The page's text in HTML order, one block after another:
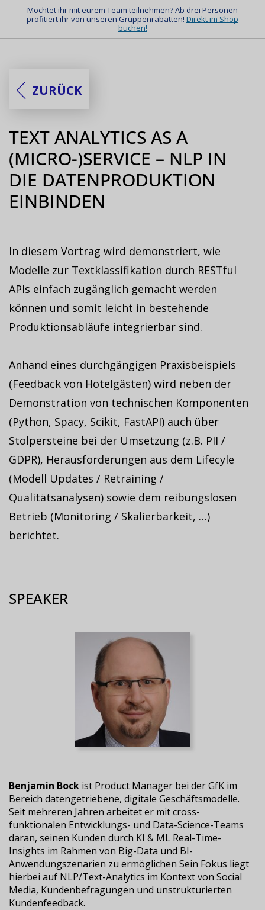
Möchtet ihr mit eurem Team teilnehmen? Ab drei Personen
profitiert ihr von unseren Gruppenrabatten! Direkt im Shop
buchen!
ZURÜCK
TEXT ANALYTICS AS A
(MICRO-)SERVICE – NLP IN
DIE DATENPRODUKTION
EINBINDEN
In diesem Vortrag wird demonstriert, wie
Modelle zur Textklassifikation durch RESTful
APIs einfach zugänglich gemacht werden
können und somit leicht in bestehende
Produktionsabläufe integrierbar sind.
Anhand eines durchgängigen Praxisbeispiels
(Feedback von Hotelgästen) wird neben der
Demonstration von technischen Komponenten
(Python, Spacy, Scikit, FastAPI) auch über
Stolpersteine bei der Umsetzung (z.B. PII /
GDPR), Herausforderungen aus dem Lifecyle
(Modell Updates / Retraining /
Qualitätsanalysen) sowie dem reibungslosen
Betrieb (Monitoring / Skalierbarkeit, …)
berichtet.
SPEAKER
Benjamin Bock ist Product Manager bei der GfK im
Bereich datengetriebene, digitale Geschäftsmodelle.
Seit mehreren Jahren arbeitet er mit cross-
funktionalen Entwicklungs- und Data-Science-Teams
daran, seinen Kunden durch KI & ML Real-Time-
Insights im Rahmen von Big-Data und BI-
Anwendungszenarien zu ermöglichen Sein Fokus liegt
hierbei auf NLP/Text-Analytics im Kontext von Social
Media, Kundenbefragungen und unstrukturierten
Kundenfeedback.